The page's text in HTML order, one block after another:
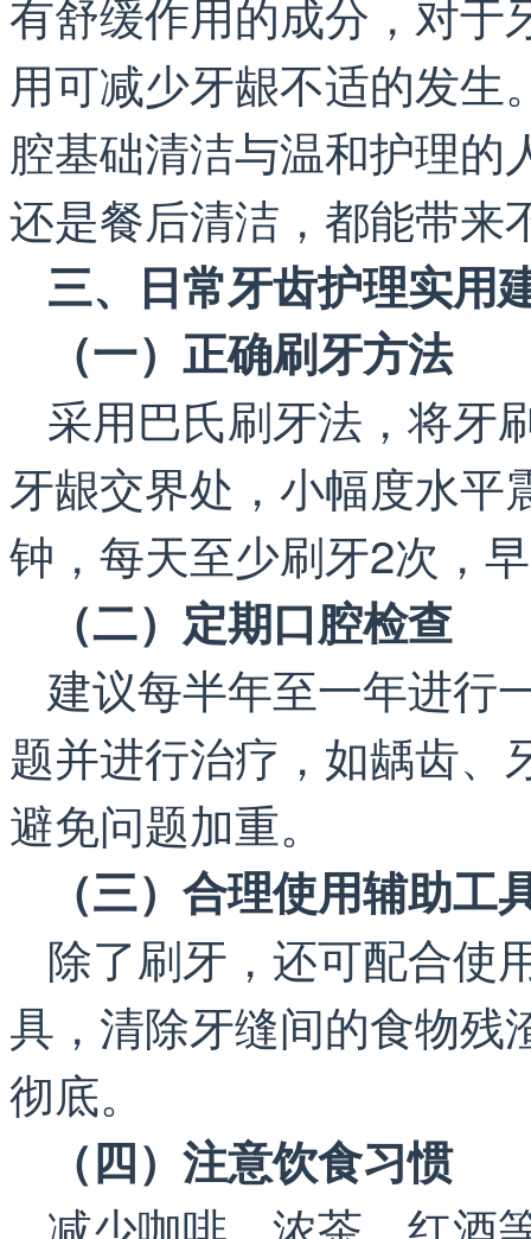
有舒缓作用的成分，对于
用可减少牙龈不适的发
腔基础清洁与温和护理
还是餐后清洁，都能带来
三、日常牙齿护理实用
（一）正确刷牙方法
采用巴氏刷牙法，将牙
牙龈交界处，小幅度水
钟，每天至少刷牙2次，
（二）定期口腔检查
建议每半年至一年进行
题并进行治疗，如龋齿、
避免问题加重。
（三）合理使用辅助工
除了刷牙，还可配合使
具，清除牙缝间的食物残
彻底。
（四）注意饮食习惯